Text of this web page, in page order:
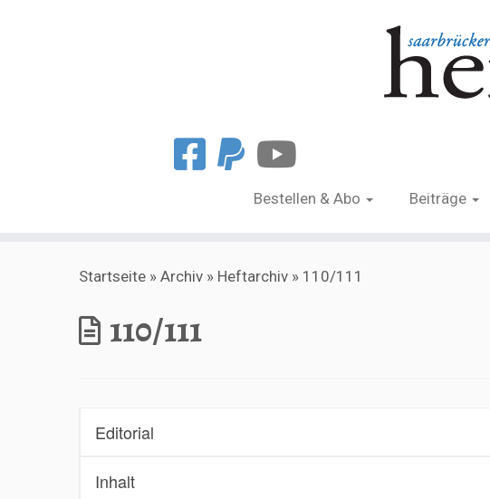
Bestellen & Abo Beiträge
Startseite » Archiv » Heftarchiv » 110/111
110/111
Editorial
Inhalt